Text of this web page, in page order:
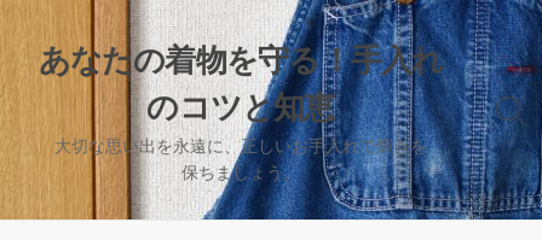
コ
テ
ン
ツ
へ
ス
キ
あなたの着物を守る！手入れ
のコツと知恵
大切な思い出を永遠に、正しいお手入れで輝きを
保ちましょう。
検
索
切
り
替